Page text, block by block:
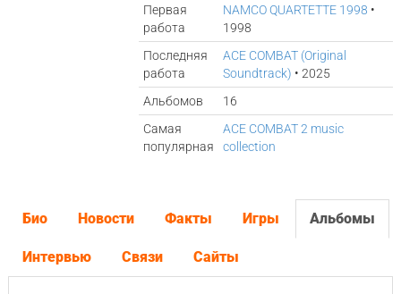
Первая
работа
NAMCO QUARTETTE 1998 •
1998
Последняя
работа
ACE COMBAT (Original
Soundtrack) • 2025
Альбомов
16
Самая
популярная
ACE COMBAT 2 music
collection
Био Новости Факты Игры Альбомы
Интервью Связи Сайты